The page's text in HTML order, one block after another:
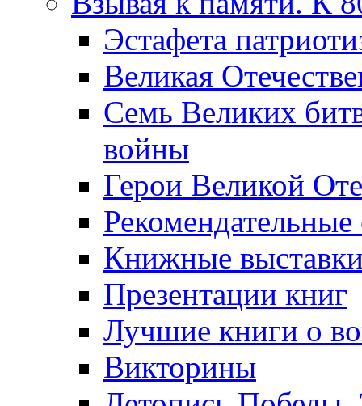
Эcтафета
Великая
Семь Великих
войны
Герои Великой
Рекомендательные
Книжные
Презентации книг
Лучшие книги о
Викторины